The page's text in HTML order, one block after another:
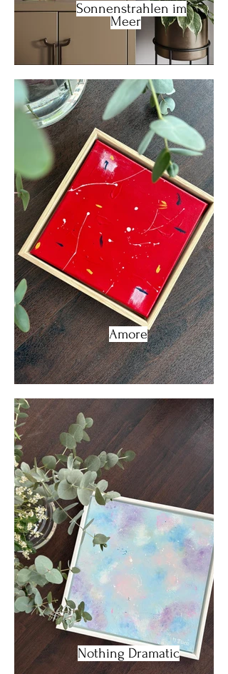
Sonnenstrahlen im
Meer
Amore
Nothing Dramatic